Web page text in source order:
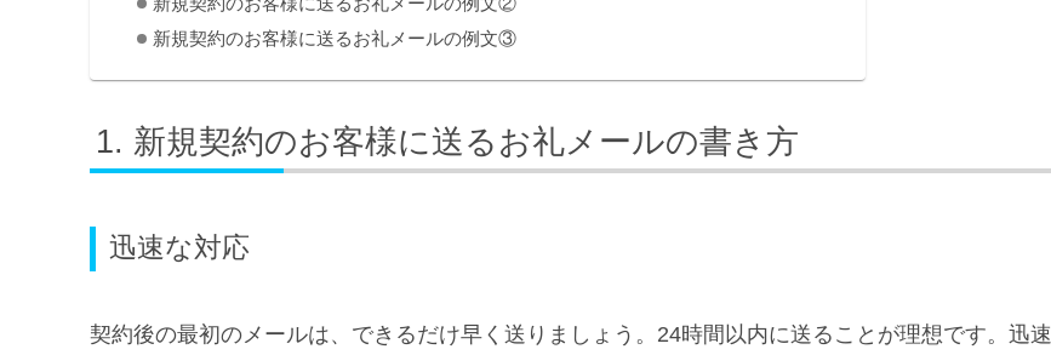
新規契約のお客様に送るお礼メールの例文③
新規契約のお客様に送るお礼メールの書き方
迅速な対応
契約後の最初のメールは、できるだけ早く送りましょう。24時間以内に送ることが理想です。迅速